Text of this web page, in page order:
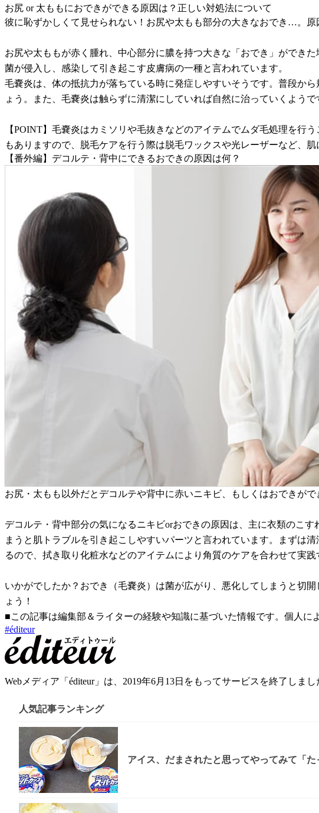
お尻 or 太ももにおできができる原因は？正しい対処法について
彼に恥ずかしくて見せられない！お尻や太もも部分の大きなおでき…。原
お尻や太ももが赤く腫れ、中心部分に膿を持つ大きな「おでき」ができ
菌が侵入し、感染して引き起こす皮膚病の一種と言われています。
毛嚢炎は、体の抵抗力が落ちている時に発症しやすいそうです。普段か
ょう。また、毛嚢炎は触らずに清潔にしていれば自然に治っていくよう
【POINT】毛嚢炎はカミソリや毛抜きなどのアイテムでムダ毛処理を行
もありますので、脱毛ケアを行う際は脱毛ワックスや光レーザーなど、
【番外編】デコルテ・背中にできるおできの原因は何？
お尻・太もも以外だとデコルテや背中に赤いニキビ、もしくはおできが
デコルテ・背中部分の気になるニキビorおできの原因は、主に衣類のこ
まうと肌トラブルを引き起こしやすいパーツと言われています。まずは
るので、拭き取り化粧水などのアイテムにより角質のケアを合わせて実践
いかがでしたか？おでき（毛嚢炎）は菌が広がり、悪化してしまうと切
ょう！
■この記事は編集部＆ライターの経験や知識に基づいた情報です。個人
#éditeur
Webメディア「éditeur」は、2019年6月13日をもってサービスを終了しま
人気記事ランキング
アイス、だまされたと思ってやってみて「